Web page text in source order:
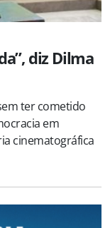
diz Dilma
ter cometido
em
cinematográfica